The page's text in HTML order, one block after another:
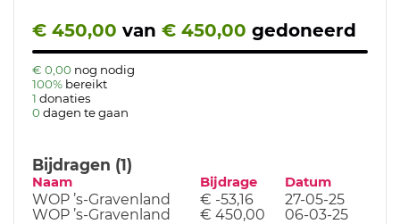
€ 450,00 van € 450,00 gedoneerd
€ 0,00 nog nodig
100% bereikt
1 donaties
0 dagen te gaan
Bijdragen (1)
Naam Bijdrage Datum
WOP ’s-Gravenland € -53,16
27-05-25
WOP ’s-Gravenland
€ 450,00 06-03-25